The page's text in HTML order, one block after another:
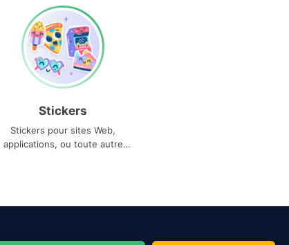
Stickers
Stickers pour sites Web,
applications, ou toute autre